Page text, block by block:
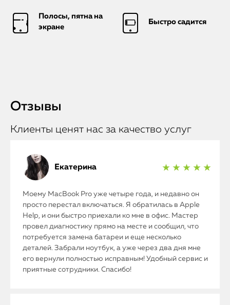
Полосы, пятна на
экране
Быстро садится
Отзывы
Клиенты ценят нас за качество услуг
Екатерина ★ ★ ★ ★ ★
Моему MacBook Pro уже четыре года, и недавно он
просто перестал включаться. Я обратилась в Apple
Help, и они быстро приехали ко мне в офис. Мастер
провел диагностику прямо на месте и сообщил, что
потребуется замена батареи и еще несколько
деталей. Забрали ноутбук, а уже через два дня мне
его вернули полностью исправным! Удобный сервис и
приятные сотрудники. Спасибо!